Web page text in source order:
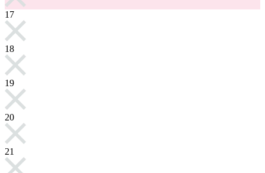
17
18
19
20
21